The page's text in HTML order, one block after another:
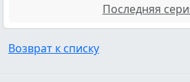
Последняя
Возврат к списку